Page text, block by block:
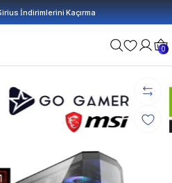
İndirimlerini Kaçırma
0